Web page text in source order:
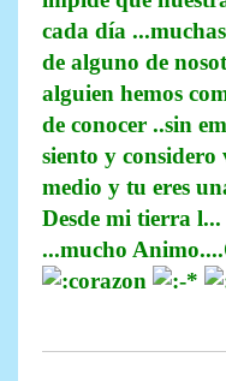
cada día
de alguno de
alguien hemos
de conocer ..sin
siento y considero
medio y tu eres
Desde mi tierra
...mucho